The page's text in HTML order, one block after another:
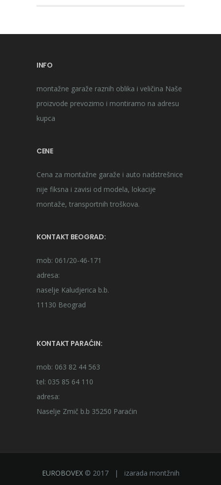
INFO
montažne garaže raznih oblika i veličina Naše
proizvode prevozimo i montiramo na adresu
kupca
CENE
Cena za montažne garaže i auto nadstrešnice
nije fiksna i zavisi od modela, lokacije
montaže, transportnih troškova.
KONTAKT BEOGRAD:
mob: 061/20-46-171
adresa:
naselje Kaludjerica b.b.
11130 Beograd
KONTAKT PARAĆIN:
mob: 063 82 44 563
tel: 035 85 64 110
adresa:
Naselje Zmič b.b 35250 Paraćin
EUROBOVEX © 2017 | izarada montžnih